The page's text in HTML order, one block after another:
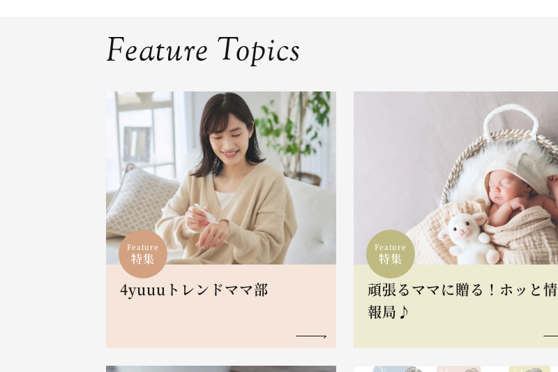
Feature Topics
Feature
特集
4yuuuトレンドママ部
Feature
特集
頑張るママに贈る！ホッと情
報局♪